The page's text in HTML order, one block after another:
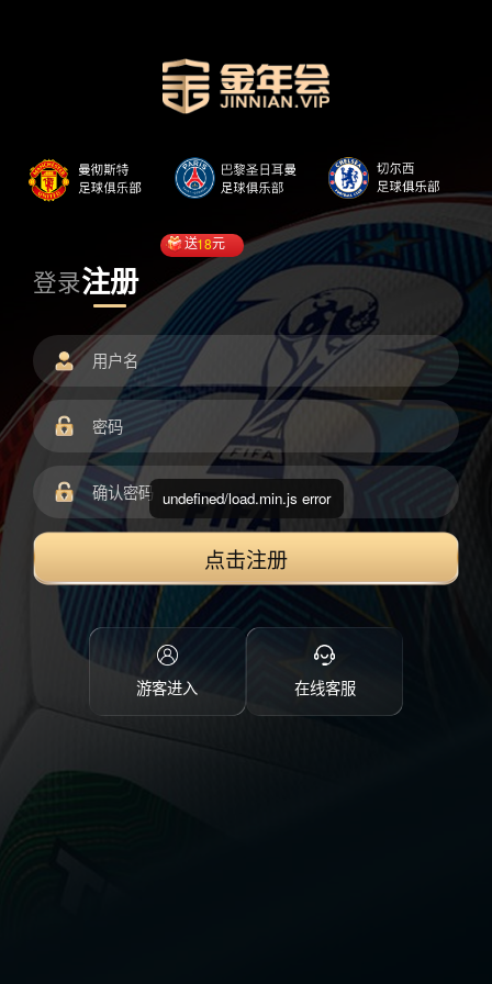
登录注册
送18元
点击注册
游客进入 在线客服
undefined/load.min.js error